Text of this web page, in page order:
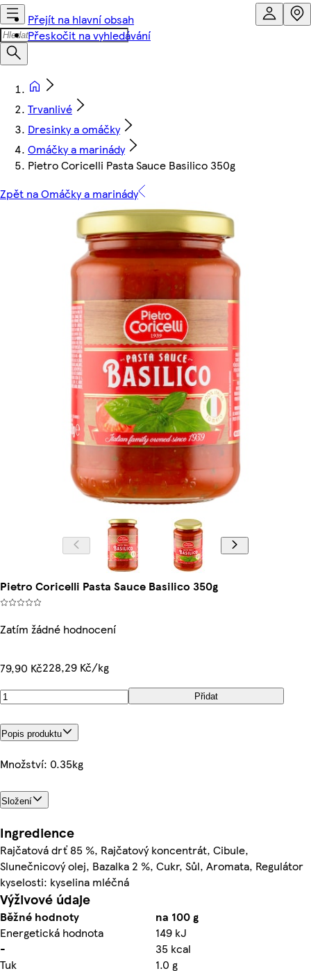
Přejít na hlavní obsah
Přeskočit na vyhledávání
Trvanlivé
Dresinky a omáčky
Omáčky a marinády
Pietro Coricelli Pasta Sauce Basilico 350g
Zpět na Omáčky a marinády
Pietro Coricelli Pasta Sauce Basilico 350g
Zatím žádné hodnocení
79,90 Kč228,29 Kč/kg
Přidat
Popis produktu
Množství: 0.35kg
Složení
Ingredience
Rajčatová drť 85 %, Rajčatový koncentrát, Cibule,
Slunečnicový olej, Bazalka 2 %, Cukr, Sůl, Aromata, Regulátor
kyselosti: kyselina mléčná
Výživové údaje
Běžné hodnoty
na 100 g
Energetická hodnota
149 kJ
-
35 kcal
Tuk
1.0 g